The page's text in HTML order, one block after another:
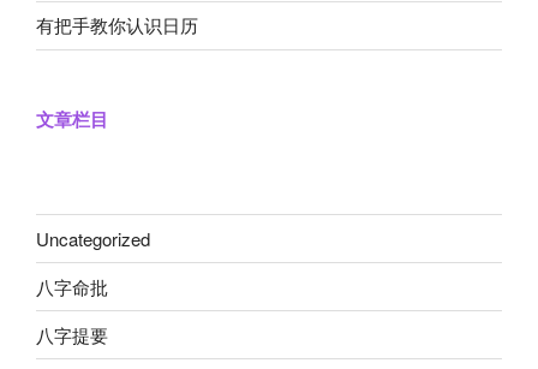
有把手教你认识日历
文章栏目
Uncategorized
八字命批
八字提要